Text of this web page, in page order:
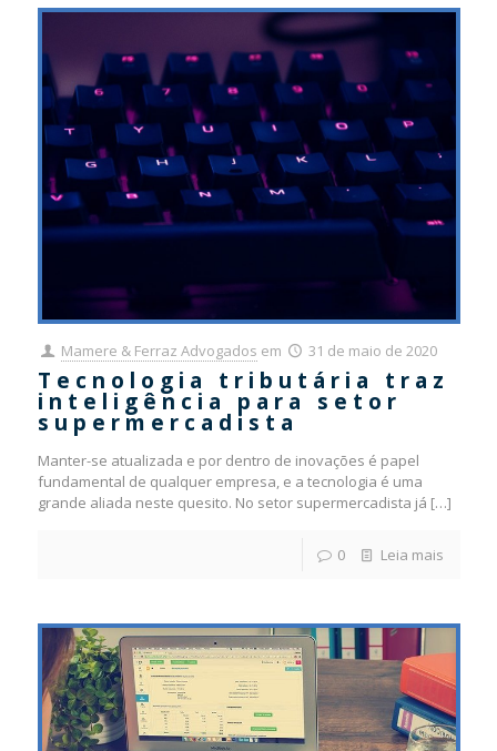
Mamere & Ferraz Advogados em 31 de maio de 2020
Tecnologia tributária traz
inteligência para setor
supermercadista
Manter-se atualizada e por dentro de inovações é papel
fundamental de qualquer empresa, e a tecnologia é uma
grande aliada neste quesito. No setor supermercadista já […]
0 Leia mais